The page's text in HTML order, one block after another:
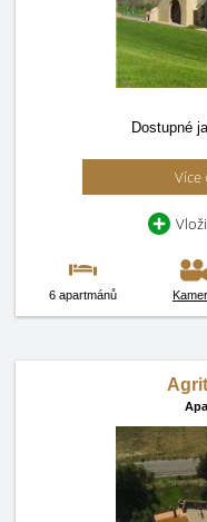
Dostupné
6 apartmánů